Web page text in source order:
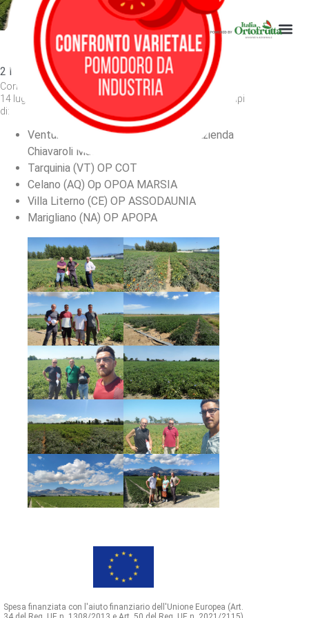
sperimentali
Visite sui campi sperimentali
2 Maggio 2025
Continuano le visite sui campi sperimentali. Tra il 12 e il
14 luglio sono stati visitati dai ricercatori del Crea i campi
di:
Venturina Terme (LI) OP ASPORT- Azienda
Chiavaroli Massimo
Tarquinia (VT) OP COT
Celano (AQ) Op OPOA MARSIA
Villa Literno (CE) OP ASSODAUNIA
Marigliano (NA) OP APOPA
Spesa finanziata con l'aiuto finanziario dell'Unione Europea (Art.